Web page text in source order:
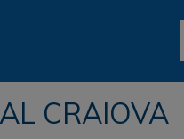
CRAIOVA